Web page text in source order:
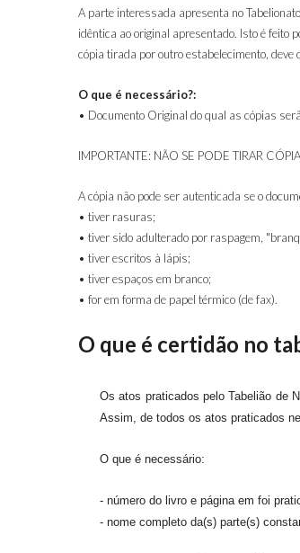
A parte interessada apresenta no
idêntica ao original apresentado. Isto é feito
cópia tirada por outro estabelecimento,
O que é necessário?:
• Documento Original do qual as cópias
IMPORTANTE: NÃO SE PODE TIRAR
A cópia não pode ser autenticada se o
• tiver rasuras;
• tiver sido adulterado por raspagem,
• tiver escritos à lápis;
• tiver espaços em branco;
• for em forma de papel térmico (de fax).
O que é certidão no
Os atos praticados pelo Tabelião de
Assim, de todos os atos praticados
O que é necessário:
- número do livro e página em foi
- nome completo da(s) parte(s)